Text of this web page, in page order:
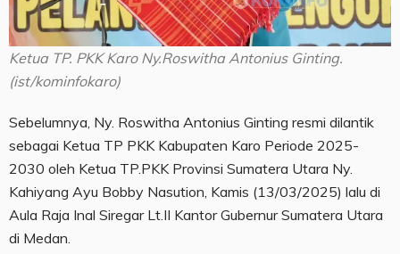
Ketua TP. PKK Karo Ny.Roswitha Antonius Ginting.
(ist/kominfokaro)
Sebelumnya, Ny. Roswitha Antonius Ginting resmi dilantik
sebagai Ketua TP PKK Kabupaten Karo Periode 2025-
2030 oleh Ketua TP.PKK Provinsi Sumatera Utara Ny.
Kahiyang Ayu Bobby Nasution, Kamis (13/03/2025) lalu di
Aula Raja Inal Siregar Lt.II Kantor Gubernur Sumatera Utara
di Medan.